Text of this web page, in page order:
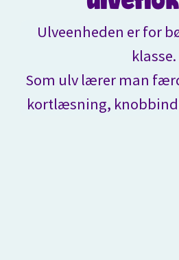
Ulveenheden er for
klasse.
Som ulv lærer man
kortlæsning,